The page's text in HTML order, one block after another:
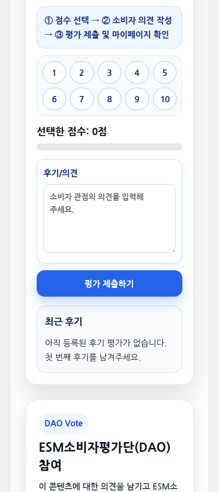
① 점수 선택 → ② 소비자 의견 작성
→ ③ 평가 제출 및 마이페이지 확인
1 2 3 4 5
6 7 8 9 10
선택한 점수: 0점
후기/의견
평가 제출하기
최근 후기
아직 등록된 후기 평가가 없습니다.
첫 번째 후기를 남겨주세요.
DAO Vote
ESM소비자평가단(DAO)
참여
이 콘텐츠에 대한 의견을 남기고 ESM소